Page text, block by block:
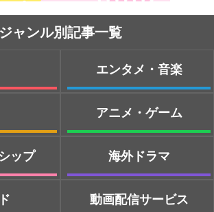
ジャンル別記事一覧
ップ
エンタメ・音楽
アニメ・ゲーム
海外ドラマ
動画配信サービス